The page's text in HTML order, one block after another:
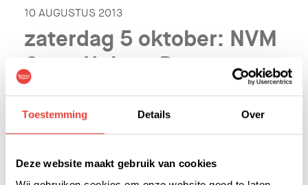
Toestemming Details Over
Deze website maakt gebruik van cookies
10 AUGUSTUS 2013
zaterdag 5 oktober: NVM
Open Huizen Dag
Dag op zaterdag 5 oktober tussen 11.00u en 15.00u.
Ook Trudo vb&t doe mee met Slimmer Kopen